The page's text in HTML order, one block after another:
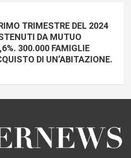
TRIMESTRE DEL 2024
DA MUTUO
300.000 FAMIGLIE
DI UN’ABITAZIONE.